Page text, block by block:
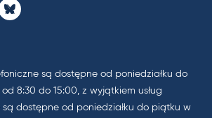
Bluesky
są dostępne od poniedziałku do
8:30 do 15:00, z wyjątkiem usług
są dostępne od poniedziałku do piątku w